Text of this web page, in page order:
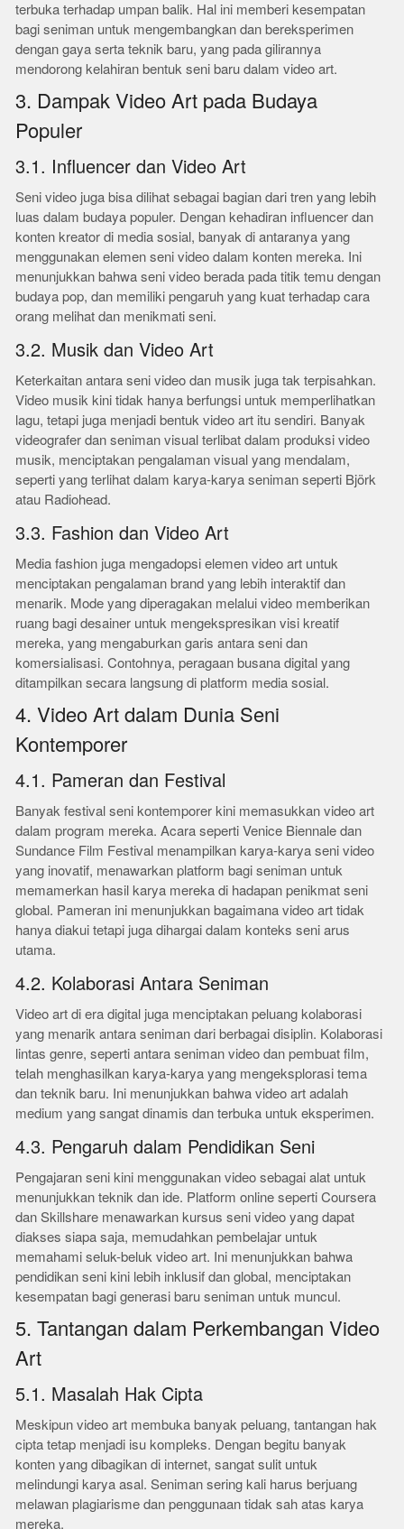
terbuka terhadap umpan balik. Hal ini memberi kesempatan
bagi seniman untuk mengembangkan dan bereksperimen
dengan gaya serta teknik baru, yang pada gilirannya
mendorong kelahiran bentuk seni baru dalam video art.
3. Dampak Video Art pada Budaya
Populer
3.1. Influencer dan Video Art
Seni video juga bisa dilihat sebagai bagian dari tren yang lebih
luas dalam budaya populer. Dengan kehadiran influencer dan
konten kreator di media sosial, banyak di antaranya yang
menggunakan elemen seni video dalam konten mereka. Ini
menunjukkan bahwa seni video berada pada titik temu dengan
budaya pop, dan memiliki pengaruh yang kuat terhadap cara
orang melihat dan menikmati seni.
3.2. Musik dan Video Art
Keterkaitan antara seni video dan musik juga tak terpisahkan.
Video musik kini tidak hanya berfungsi untuk memperlihatkan
lagu, tetapi juga menjadi bentuk video art itu sendiri. Banyak
videografer dan seniman visual terlibat dalam produksi video
musik, menciptakan pengalaman visual yang mendalam,
seperti yang terlihat dalam karya-karya seniman seperti Björk
atau Radiohead.
3.3. Fashion dan Video Art
Media fashion juga mengadopsi elemen video art untuk
menciptakan pengalaman brand yang lebih interaktif dan
menarik. Mode yang diperagakan melalui video memberikan
ruang bagi desainer untuk mengekspresikan visi kreatif
mereka, yang mengaburkan garis antara seni dan
komersialisasi. Contohnya, peragaan busana digital yang
ditampilkan secara langsung di platform media sosial.
4. Video Art dalam Dunia Seni
Kontemporer
4.1. Pameran dan Festival
Banyak festival seni kontemporer kini memasukkan video art
dalam program mereka. Acara seperti Venice Biennale dan
Sundance Film Festival menampilkan karya-karya seni video
yang inovatif, menawarkan platform bagi seniman untuk
memamerkan hasil karya mereka di hadapan penikmat seni
global. Pameran ini menunjukkan bagaimana video art tidak
hanya diakui tetapi juga dihargai dalam konteks seni arus
utama.
4.2. Kolaborasi Antara Seniman
Video art di era digital juga menciptakan peluang kolaborasi
yang menarik antara seniman dari berbagai disiplin. Kolaborasi
lintas genre, seperti antara seniman video dan pembuat film,
telah menghasilkan karya-karya yang mengeksplorasi tema
dan teknik baru. Ini menunjukkan bahwa video art adalah
medium yang sangat dinamis dan terbuka untuk eksperimen.
4.3. Pengaruh dalam Pendidikan Seni
Pengajaran seni kini menggunakan video sebagai alat untuk
menunjukkan teknik dan ide. Platform online seperti Coursera
dan Skillshare menawarkan kursus seni video yang dapat
diakses siapa saja, memudahkan pembelajar untuk
memahami seluk-beluk video art. Ini menunjukkan bahwa
pendidikan seni kini lebih inklusif dan global, menciptakan
kesempatan bagi generasi baru seniman untuk muncul.
5. Tantangan dalam Perkembangan Video
Art
5.1. Masalah Hak Cipta
Meskipun video art membuka banyak peluang, tantangan hak
cipta tetap menjadi isu kompleks. Dengan begitu banyak
konten yang dibagikan di internet, sangat sulit untuk
melindungi karya asal. Seniman sering kali harus berjuang
melawan plagiarisme dan penggunaan tidak sah atas karya
mereka.